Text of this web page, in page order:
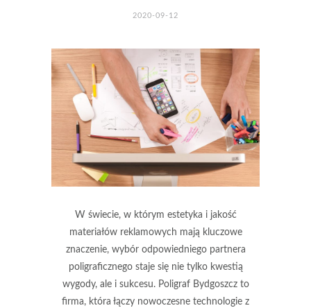
2020-09-12
W świecie, w którym estetyka i jakość
materiałów reklamowych mają kluczowe
znaczenie, wybór odpowiedniego partnera
poligraficznego staje się nie tylko kwestią
wygody, ale i sukcesu. Poligraf Bydgoszcz to
firma, która łączy nowoczesne technologie z